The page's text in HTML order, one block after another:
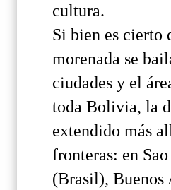
cultura.
Si bien es cierto
morenada se
ciudades y el
toda Bolivia, la
extendido más
fronteras: en
(Brasil), Buenos